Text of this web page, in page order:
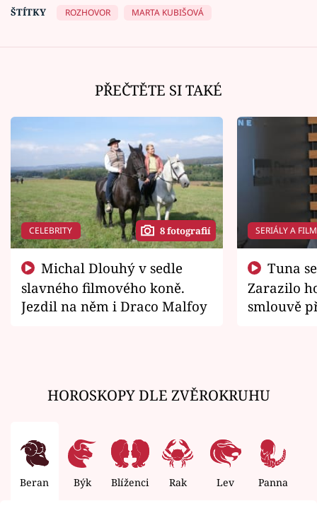
ŠTÍTKY ROZHOVOR MARTA KUBIŠOVÁ
PŘEČTĚTE SI TAKÉ
CELEBRITY 8 fotografií
slavného filmového koně.
Jezdil na něm i Draco Malfoy
SERIÁLY A
Zarazilo
smlouvě
HOROSKOPY DLE ZVĚROKRUHU
Beran Býk Blíženci Rak Lev Panna